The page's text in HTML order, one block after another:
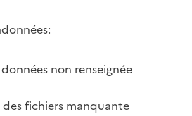
non renseignée
fichiers manquante